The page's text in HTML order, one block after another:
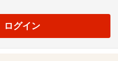
ログイン